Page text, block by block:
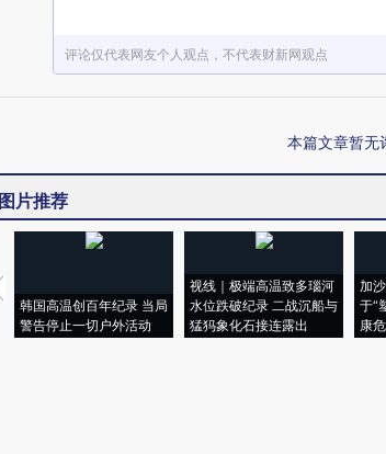
评论仅代表网友个人观点，不代表财新网观点
本篇文章暂无
图片推荐
韩国高温创百年纪录 当局
警告停止一切户外活动
视线｜极端高温致多瑙河
水位跌破纪录 二战沉船与
猛犸象化石接连露出
加
于“
康